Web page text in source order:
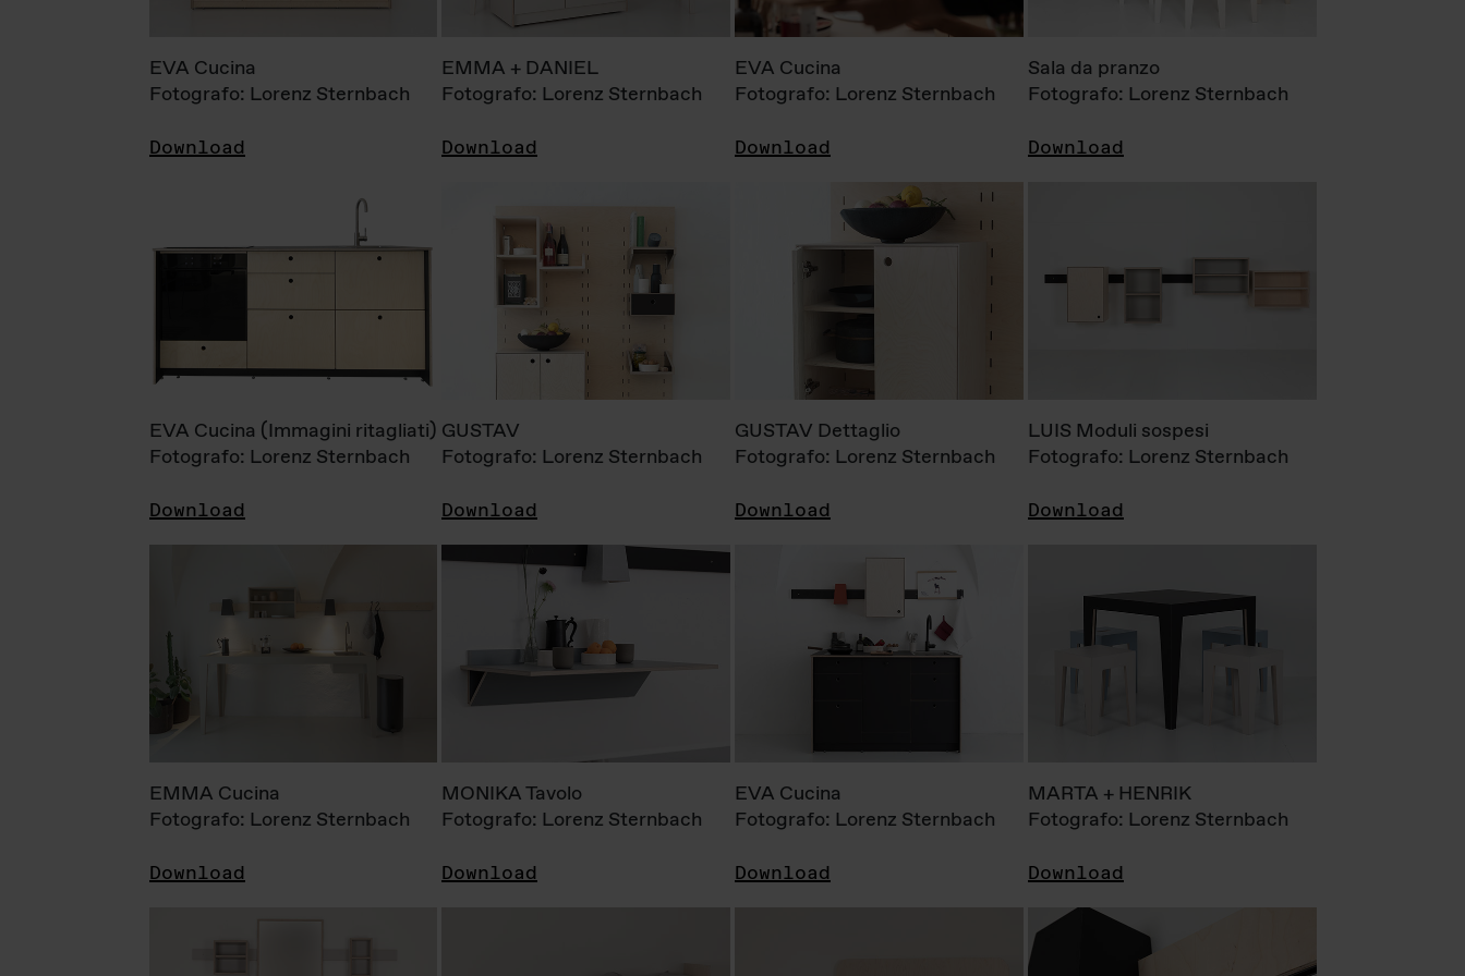
EVA Cucina
Fotografo: Lorenz Sternbach
Download
EMMA + DANIEL
Fotografo: Lorenz Sternbach
Download
EVA Cucina
Fotografo: Lorenz Sternbach
Download
Sala da pranzo
Fotografo: Lorenz Sternbach
Download
EVA Cucina (Immagini ritagliati)
Fotografo: Lorenz Sternbach
Download
GUSTAV
Fotografo: Lorenz Sternbach
Download
GUSTAV Dettaglio
Fotografo: Lorenz Sternbach
Download
LUIS Moduli sospesi
Fotografo: Lorenz Sternbach
Download
EMMA Cucina
Fotografo: Lorenz Sternbach
Download
MONIKA Tavolo
Fotografo: Lorenz Sternbach
Download
EVA Cucina
Fotografo: Lorenz Sternbach
Download
MARTA + HENRIK
Fotografo: Lorenz Sternbach
Download